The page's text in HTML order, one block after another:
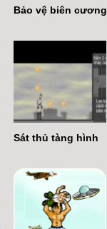
Bảo vệ biên cương
Sát thủ tàng hình